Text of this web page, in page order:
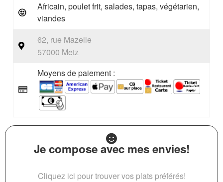
Africain, poulet frit, salades, tapas, végétarien,
viandes
62, rue Mazelle
57000 Metz
Moyens de paiement :
Je compose avec mes envies!
Cliquez ici pour trouver vos plats préférés!